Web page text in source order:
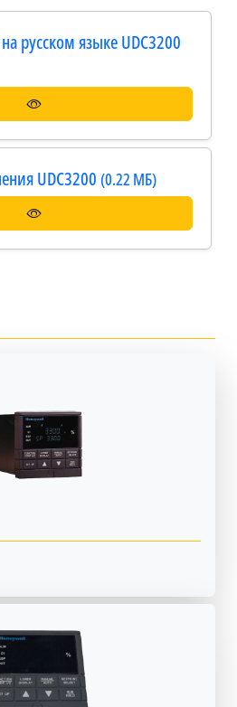
русском языке UDC3200
UDC3200 (0.22 МБ)